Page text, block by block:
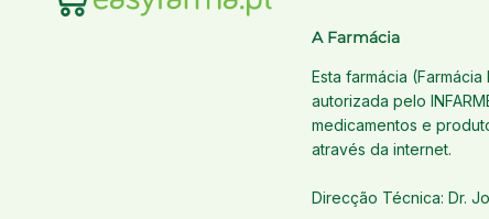
A Farmácia
Esta farmácia
autorizada pelo
medicamentos e
através da internet.
Direcção Técnica: Dr.